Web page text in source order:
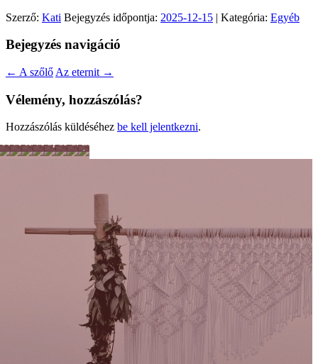
Szerző: Kati Bejegyzés időpontja: 2025-12-15 | Kategória: Egyéb
Bejegyzés navigáció
← A szőlő Az eternit →
Vélemény, hozzászólás?
Hozzászólás küldéséhez be kell jelentkezni.
Férfiszellem
Mai
család
HobbiMunka
Sport
-
Színes
nagyvilág
Önkéntesség
Lélek
és